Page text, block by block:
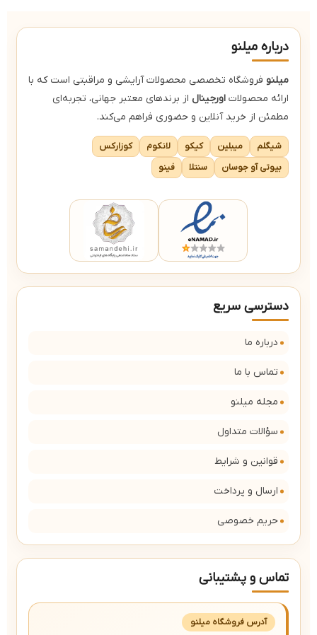
درباره میلنو
میلنو فروشگاه تخصصی محصولات آرایشی و مراقبتی است که با
ارائه محصولات اورجینال از برندهای معتبر جهانی، تجربه‌ای
مطمئن از خرید آنلاین و حضوری فراهم می‌کند.
شیگلم میبلین کیکو لانکوم
کوزارکس
بیوتی آو جوسان
سنتلا فینو
دسترسی سریع
درباره ما
تماس با ما
مجله میلنو
سؤالات متداول
قوانین و شرایط
ارسال و پرداخت
حریم خصوصی
تماس و پشتیبانی
آدرس فروشگاه میلنو